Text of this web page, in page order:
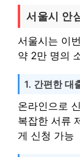
서울시 안
서울시는 이번
약 2만 명의
1. 간편한 대
온라인으로
복잡한 서류
게 신청 가능